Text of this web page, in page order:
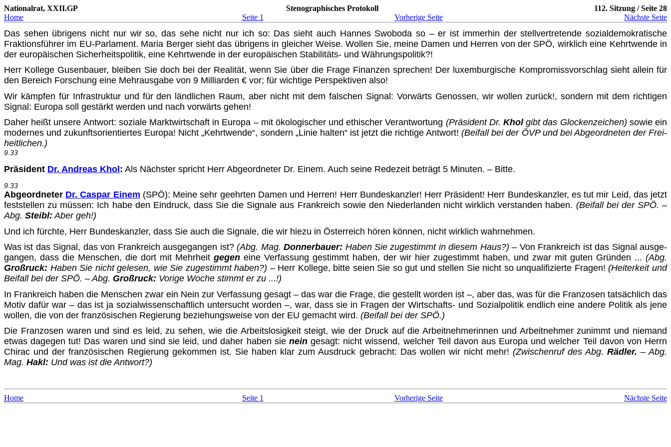
Nationalrat, XXII.GP Stenographisches Protokoll
112. Sitzung / Seite 28
Home
Seite 1 Vorherige Seite Nächste Seite
Das sehen übrigens nicht nur wir so, das sehe nicht nur ich so: Das sieht auch Hannes Swoboda so – er ist immerhin der stellvertretende sozialdemokratische
Fraktionsführer im EU-Parlament. Maria Berger sieht das übrigens in gleicher Weise. Wollen Sie, meine Damen und Herren von der SPÖ, wirklich eine Kehrtwende in
der europäischen Sicherheitspolitik, eine Kehrtwende in der europäischen Stabilitäts- und Währungs­politik?!
Herr Kollege Gusenbauer, bleiben Sie doch bei der Realität, wenn Sie über die Frage Finanzen sprechen! Der luxemburgische Kompromissvorschlag sieht allein für
den Bereich Forschung eine Mehrausgabe von 9 Milliarden € vor; für wichtige Perspektiven also!
Wir kämpfen für Infrastruktur und für den ländlichen Raum, aber nicht mit dem falschen Signal: Vorwärts Genossen, wir wollen zurück!, sondern mit dem richtigen
Signal: Europa soll gestärkt werden und nach vorwärts gehen!
Daher heißt unsere Antwort: soziale Marktwirtschaft in Europa – mit ökologischer und ethischer Verantwortung (Präsident Dr.Kholgibt das Glockenzeichen) sowie ein
modernes und zukunftsorientiertes Europa! Nicht „Kehrtwende“, sondern „Linie halten“ ist jetzt die richtige Antwort!(Beifall bei der ÖVP und bei Abgeordneten der Frei­
heitlichen.)
9.33
Präsident Dr. Andreas Khol: Als Nächster spricht Herr Abgeordneter Dr. Einem. Auch seine Redezeit beträgt 5 Minuten. – Bitte.
9.33
Abgeordneter Dr. Caspar Einem (SPÖ): Meine sehr geehrten Damen und Herren! Herr Bundeskanzler! Herr Präsident! Herr Bundeskanzler, es tut mir Leid, das jetzt
feststellen zu müssen: Ich habe den Eindruck, dass Sie die Signale aus Frankreich sowie den Niederlanden nicht wirklich verstanden haben. (Beifall bei der SPÖ. –
Abg. Steibl: Aber geh!)
Und ich fürchte, Herr Bundeskanzler, dass Sie auch die Signale, die wir hiezu in Österreich hören können, nicht wirklich wahrnehmen.
Was ist das Signal, das von Frankreich ausgegangen ist?(Abg. Mag.Donnerbauer: Haben Sie zugestimmt in diesem Haus?) – Von Frankreich ist das Signal ausge­
gangen, dass die Menschen, die dort mit Mehrheit gegen eine Verfassung gestimmt haben, der wir hier zugestimmt haben, und zwar mit guten Gründen ... (Abg.
Groß­ruck: Haben Sie nicht gelesen, wie Sie zugestimmt haben?) – Herr Kollege, bitte seien Sie so gut und stellen Sie nicht so unqualifizierte Fragen!(Heiterkeit und
Beifall bei der SPÖ. – Abg. Großruck: Vorige Woche stimmt er zu ...!)
In Frankreich haben die Menschen zwar ein Nein zur Verfassung gesagt – das war die Frage, die gestellt worden ist –, aber das, was für die Franzosen tatsächlich das
Motiv dafür war – das ist ja sozialwissenschaftlich untersucht worden –, war, dass sie in Fragen der Wirtschafts- und Sozialpolitik endlich eine andere Politik als jene
wollen, die von der französischen Regierung beziehungsweise von der EU gemacht wird. (Beifall bei der SPÖ.)
Die Franzosen waren und sind es leid, zu sehen, wie die Arbeitslosigkeit steigt, wie der Druck auf die Arbeitnehmerinnen und Arbeitnehmer zunimmt und niemand
etwas dagegen tut! Das waren und sind sie leid, und daher haben sie neingesagt: nicht wissend, welcher Teil davon aus Europa und welcher Teil davon von Herrn
Chirac und der französischen Regierung gekommen ist. Sie haben klar zum Ausdruck gebracht: Das wollen wir nicht mehr! (Zwischenruf des Abg. Rädler. – Abg.
Mag. Hakl: Und was ist die Antwort?)
Home Seite 1 Vorherige Seite Nächste Seite